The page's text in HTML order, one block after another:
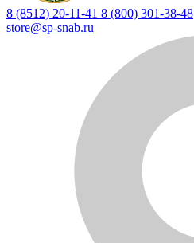
8 (8512) 20-11-41 8 (800) 301-38-48
store@sp-snab.ru